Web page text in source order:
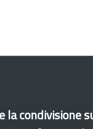
condivisione